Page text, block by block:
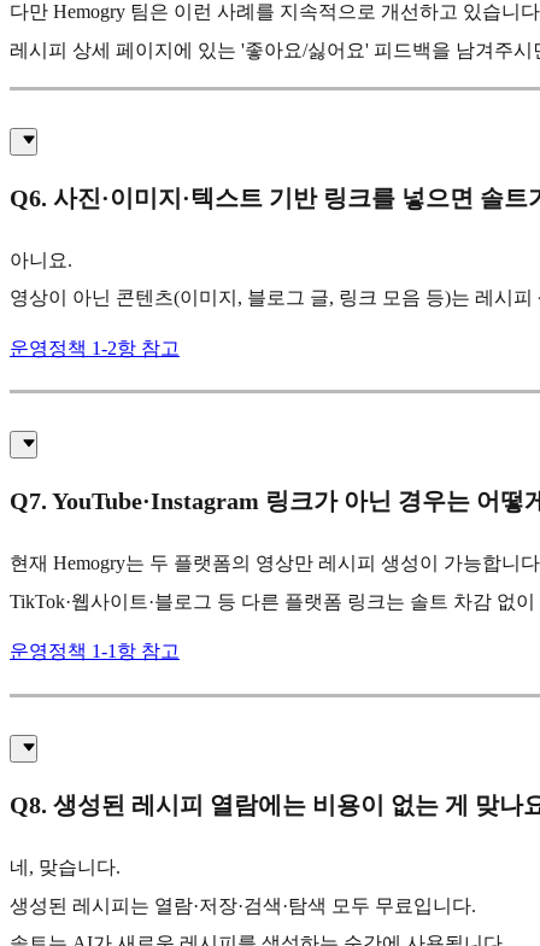
다만 Hemogry 팀은 이런 사례를 지속적으로 개선하고 있습니
레시피 상세 페이지에 있는 '좋아요/싫어요' 피드백을 남겨주
Q6. 사진·이미지·텍스트 기반 링크를 넣으면 솔트
아니요.
영상이 아닌 콘텐츠(이미지, 블로그 글, 링크 모음 등)는 레시
운영정책 1-2항 참고
Q7. YouTube·Instagram 링크가 아닌 경우는 어떻
현재 Hemogry는 두 플랫폼의 영상만 레시피 생성이 가능합니
TikTok·웹사이트·블로그 등 다른 플랫폼 링크는 솔트 차감 없
운영정책 1-1항 참고
Q8. 생성된 레시피 열람에는 비용이 없는 게 맞나
네, 맞습니다.
생성된 레시피는 열람·저장·검색·탐색 모두 무료입니다.